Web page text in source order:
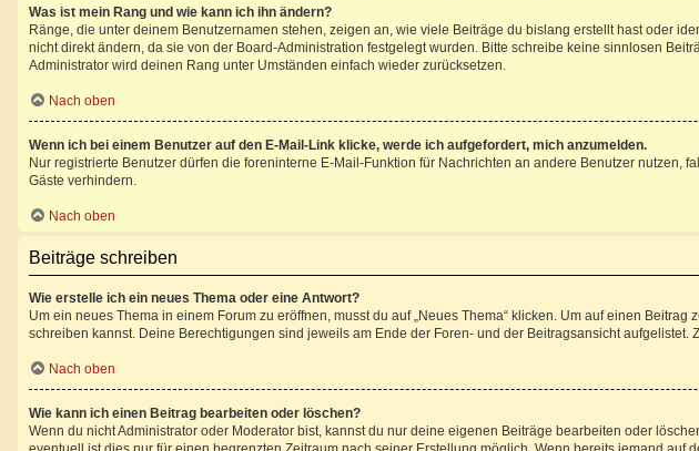
Was ist mein Rang und wie kann ich ihn ändern?
Ränge, die unter deinem Benutzernamen stehen, zeigen an, wie viele Beiträge du bislang erstellt hast oder
nicht direkt ändern, da sie von der Board-Administration festgelegt wurden. Bitte schreibe keine sinnlosen
Administrator wird deinen Rang unter Umständen einfach wieder zurücksetzen.
Nach oben
Wenn ich bei einem Benutzer auf den E-Mail-Link klicke, werde ich aufgefordert, mich anzumelden.
Nur registrierte Benutzer dürfen die foreninterne E-Mail-Funktion für Nachrichten an andere Benutzer
Gäste verhindern.
Nach oben
Beiträge schreiben
Wie erstelle ich ein neues Thema oder eine Antwort?
Um ein neues Thema in einem Forum zu eröffnen, musst du auf „Neues Thema“ klicken. Um auf einen
schreiben kannst. Deine Berechtigungen sind jeweils am Ende der Foren- und der Beitragsansicht aufgelistet.
Nach oben
Wie kann ich einen Beitrag bearbeiten oder löschen?
Wenn du nicht Administrator oder Moderator bist, kannst du nur deine eigenen Beiträge bearbeiten oder